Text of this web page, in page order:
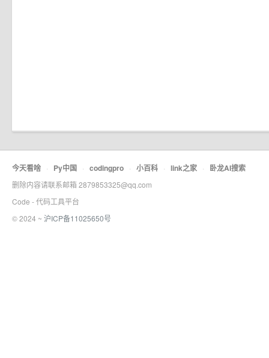
今天看啥 · Py中国 · codingpro · 小百科 · link之家 · 卧龙AI搜索
删除内容请联系邮箱 2879853325@qq.com
Code - 代码工具平台
© 2024 ~ 沪ICP备11025650号